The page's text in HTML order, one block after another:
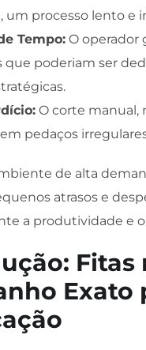
um processo lento e
Tempo: O operador
que poderiam ser
O corte manual,
pedaços
de alta
atrasos e
a produtividade e
Fitas
Exato